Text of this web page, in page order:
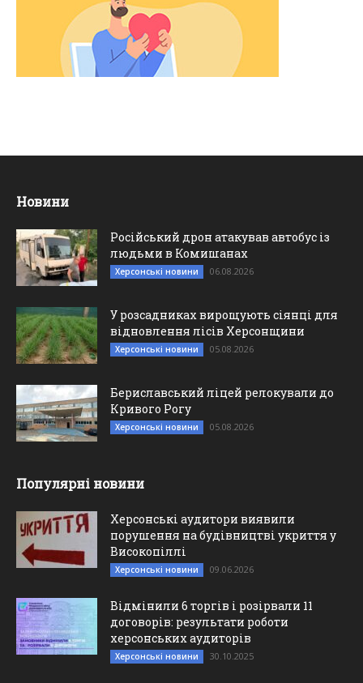
Новини
Російський дрон атакував автобус із
людьми в Комишанах
Херсонські новини 06.08.2026
У розсадниках вирощують сіянці для
відновлення лісів Херсонщини
Херсонські новини 05.08.2026
Бериславський ліцей релокували до
Кривого Рогу
Херсонські новини 05.08.2026
Популярні новини
Херсонські аудитори виявили
порушення на будівництві укриття у
Високопіллі
Херсонські новини 09.06.2026
Відмінили 6 торгів і розірвали 11
договорів: результати роботи
херсонських аудиторів
Херсонські новини 30.10.2025